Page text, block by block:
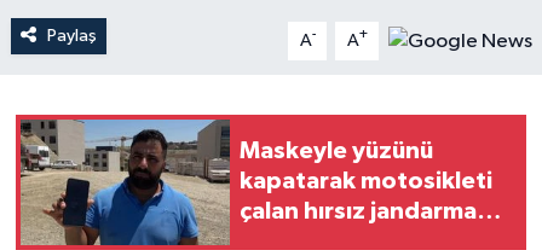
Paylaş A- A+
Maskeyle yüzünü
kapatarak motosikleti
çalan hırsız jandarma
Teknoloji